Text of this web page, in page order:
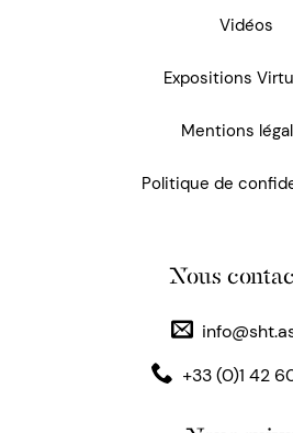
Vidéos
Expositions
Mentions
Politique de
Nous
+33 (0)1 42